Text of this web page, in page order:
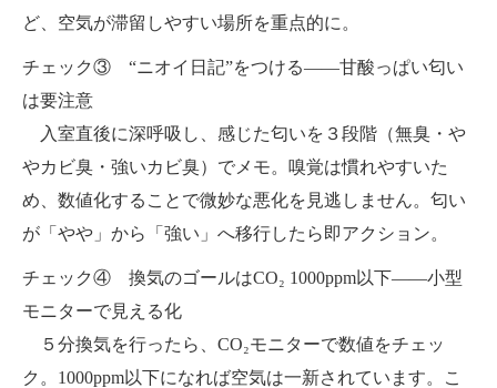
ど、空気が滞留しやすい場所を重点的に。
チェック③ “ニオイ日記”をつける——甘酸っぱい匂い
は要注意
入室直後に深呼吸し、感じた匂いを３段階（無臭・や
やカビ臭・強いカビ臭）でメモ。嗅覚は慣れやすいた
め、数値化することで微妙な悪化を見逃しません。匂い
が「やや」から「強い」へ移行したら即アクション。
チェック④ 換気のゴールはCO₂ 1000ppm以下——小型
モニターで見える化
５分換気を行ったら、CO₂モニターで数値をチェッ
ク。1000ppm以下になれば空気は一新されています。こ